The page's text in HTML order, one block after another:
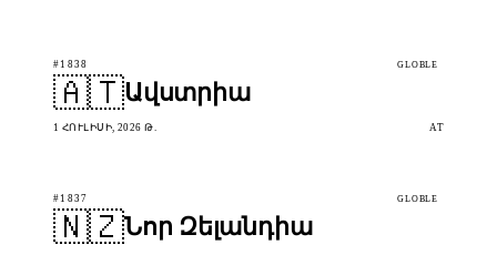
#1838 GLOBLE
🇦🇹Ավստրիա
1 ՀՈՒԼԻՍԻ, 2026 Թ. AT
#1837 GLOBLE
🇳🇿Նոր Զելանդիա